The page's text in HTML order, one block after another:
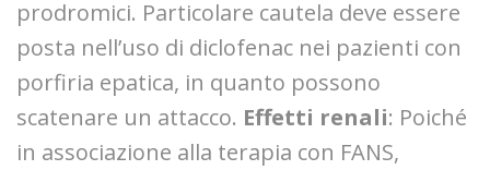
prodromici. Particolare cautela deve essere
posta nell’uso di diclofenac nei pazienti con
porfiria epatica, in quanto possono
scatenare un attacco. Effetti renali: Poiché
in associazione alla terapia con FANS,